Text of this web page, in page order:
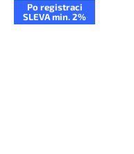
Po registraci
SLEVA min. 2%